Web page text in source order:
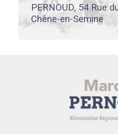
PERNOUD, 54 Rue
Chêne-en-Semine